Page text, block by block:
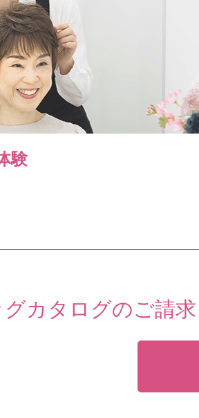
験
グカタログのご請